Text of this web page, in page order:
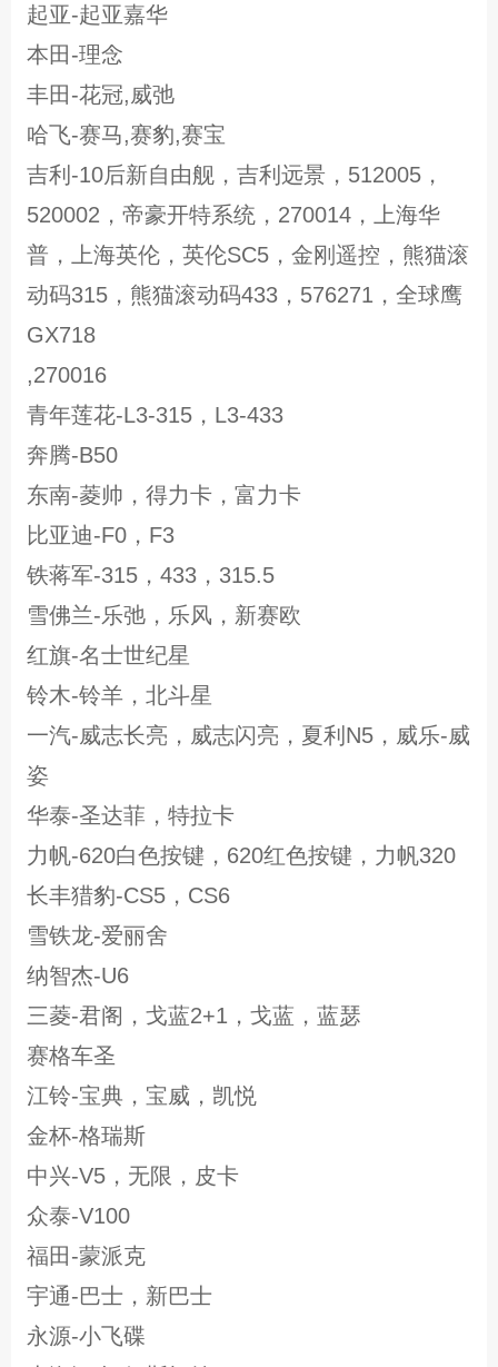
起亚-起亚嘉华
本田-理念
丰田-花冠,威弛
哈飞-赛马,赛豹,赛宝
吉利-10后新自由舰，吉利远景，512005，
520002，帝豪开特系统，270014，上海华
普，上海英伦，英伦SC5，金刚遥控，熊猫滚
动码315，熊猫滚动码433，576271，全球鹰
GX718
,270016
青年莲花-L3-315，L3-433
奔腾-B50
东南-菱帅，得力卡，富力卡
比亚迪-F0，F3
铁蒋军-315，433，315.5
雪佛兰-乐弛，乐风，新赛欧
红旗-名士世纪星
铃木-铃羊，北斗星
一汽-威志长亮，威志闪亮，夏利N5，威乐-威
姿
华泰-圣达菲，特拉卡
力帆-620白色按键，620红色按键，力帆320
长丰猎豹-CS5，CS6
雪铁龙-爱丽舍
纳智杰-U6
三菱-君阁，戈蓝2+1，戈蓝，蓝瑟
赛格车圣
江铃-宝典，宝威，凯悦
金杯-格瑞斯
中兴-V5，无限，皮卡
众泰-V100
福田-蒙派克
宇通-巴士，新巴士
永源-小飞碟